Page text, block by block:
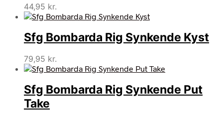
44,95 kr.
Sfg Bombarda Rig Synkende Kyst
79,95 kr.
Sfg Bombarda Rig Synkende Put
Take